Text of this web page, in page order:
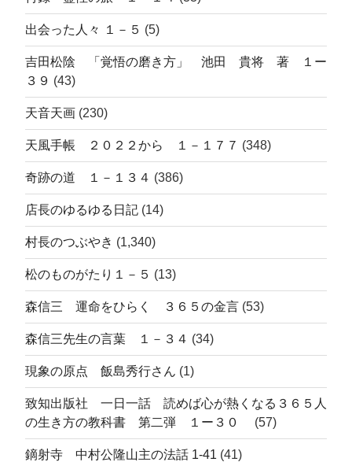
出会った人々 １－５ (5)
吉田松陰 「覚悟の磨き方」 池田 貴将 著 １ー
３９ (43)
天音天画 (230)
天風手帳 ２０２２から １－１７７ (348)
奇跡の道 １－１３４ (386)
店長のゆるゆる日記 (14)
村長のつぶやき (1,340)
松のものがたり１－５ (13)
森信三 運命をひらく ３６５の金言 (53)
森信三先生の言葉 １－３４ (34)
現象の原点 飯島秀行さん (1)
致知出版社 一日一話 読めば心が熱くなる３６５人
の生き方の教科書 第二弾 １ー３０
(57)
鏑射寺 中村公隆山主の法話 1-41 (41)